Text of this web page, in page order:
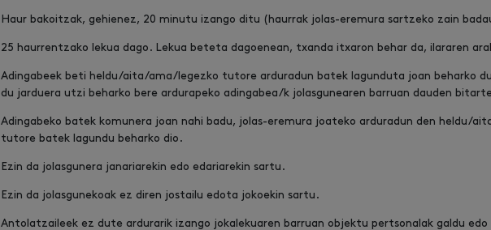
Haur bakoitzak, gehienez, 20 minutu izango ditu (haurrak jolas-eremura sartzeko zain
25 haurrentzako lekua dago. Lekua beteta dagoenean, txanda itxaron behar da, ilararen
Adingabeek beti heldu/aita/ama/legezko tutore arduradun batek lagunduta joan beharko
du jarduera utzi beharko bere ardurapeko adingabea/k jolasgunearen barruan dauden
Adingabeko batek komunera joan nahi badu, jolas-eremura joateko arduradun den heldu/
tutore batek lagundu beharko dio.
Ezin da jolasgunera janariarekin edo edariarekin sartu.
Ezin da jolasgunekoak ez diren jostailu edota jokoekin sartu.
Antolatzaileek ez dute ardurarik izango jokalekuaren barruan objektu pertsonalak galdu